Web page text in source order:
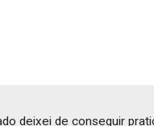
deixei de conseguir